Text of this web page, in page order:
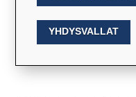
YHDYSVALLAT